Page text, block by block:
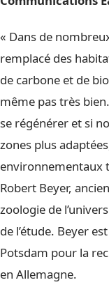
« Dans de
remplacé des
de carbone et de
même pas très
se régénérer et si
zones plus
environnementaux
Robert Beyer,
zoologie de
de l’étude. Beyer
Potsdam pour la
en Allemagne.